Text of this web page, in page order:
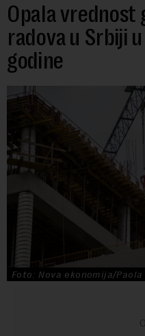
Opala vrednost
radova u Srbiji
godine
Foto: Nova ekonomija/Paola